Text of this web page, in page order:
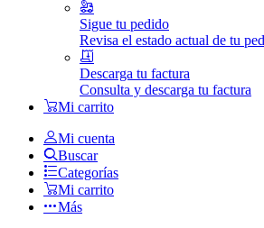
Sigue tu pedido
Revisa el estado actual de tu
Descarga tu factura
Consulta y descarga tu factura
Mi carrito
Mi cuenta
Buscar
Categorías
Mi carrito
Más